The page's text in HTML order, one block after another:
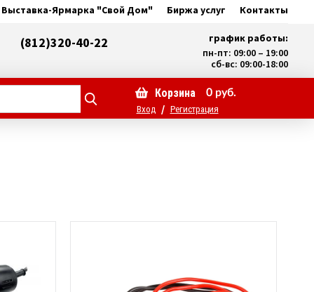
Выставка-Ярмарка "Свой Дом" Биржа услуг Контакты
(812)320-40-22
график работы:
пн-пт: 09:00 – 19:00
сб-вс: 09:00-18:00
Корзина 0руб.
Вход / Регистрация